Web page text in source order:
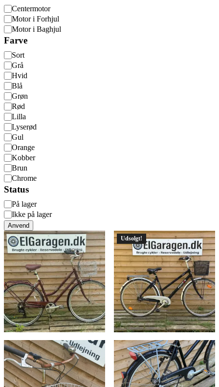
Motortype
Centermotor
Motor i Forhjul
Motor i Baghjul
Farve
Farve
Sort
Grå
Hvid
Blå
Grøn
Rød
Lilla
Lyserød
Gul
Orange
Kobber
Brun
Chrome
Status
Status
På lager
Ikke på lager
Anvend
Udsolgt!